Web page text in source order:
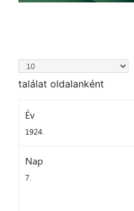
találat oldalanként
Év
1924.
Nap
7.